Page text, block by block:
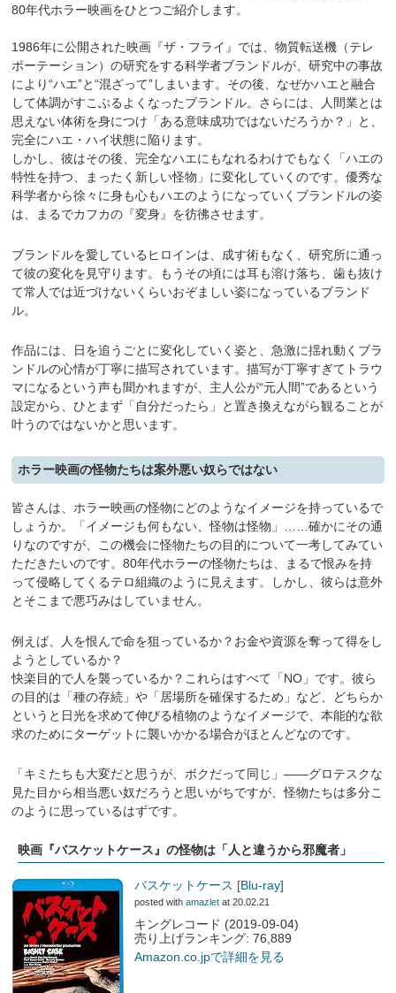
80年代ホラー映画をひとつご紹介します。
1986年に公開された映画『ザ・フライ』では、物質転送機（テレ
ポーテーション）の研究をする科学者ブランドルが、研究中の事故
により“ハエ”と“混ざって”しまいます。その後、なぜかハエと融合
して体調がすこぶるよくなったブランドル。さらには、人間業とは
思えない体術を身につけ「ある意味成功ではないだろうか？」と、
完全にハエ・ハイ状態に陥ります。
しかし、彼はその後、完全なハエにもなれるわけでもなく「ハエの
特性を持つ、まったく新しい怪物」に変化していくのです。優秀な
科学者から徐々に身も心もハエのようになっていくブランドルの姿
は、まるでカフカの『変身』を彷彿させます。
ブランドルを愛しているヒロインは、成す術もなく、研究所に通っ
て彼の変化を見守ります。もうその頃には耳も溶け落ち、歯も抜け
て常人では近づけないくらいおぞましい姿になっているブランド
ル。
作品には、日を追うごとに変化していく姿と、急激に揺れ動くブラ
ンドルの心情が丁寧に描写されています。描写が丁寧すぎてトラウ
マになるという声も聞かれますが、主人公が“元人間”であるという
設定から、ひとまず「自分だったら」と置き換えながら観ることが
叶うのではないかと思います。
ホラー映画の怪物たちは案外悪い奴らではない
皆さんは、ホラー映画の怪物にどのようなイメージを持っているで
しょうか。「イメージも何もない、怪物は怪物」……確かにその通
りなのですが、この機会に怪物たちの目的について一考してみてい
ただきたいのです。80年代ホラーの怪物たちは、まるで恨みを持
って侵略してくるテロ組織のように見えます。しかし、彼らは意外
とそこまで悪巧みはしていません。
例えば、人を恨んで命を狙っているか？お金や資源を奪って得をし
ようとしているか？
快楽目的で人を襲っているか？これらはすべて「NO」です。彼ら
の目的は「種の存続」や「居場所を確保するため」など、どちらか
というと日光を求めて伸びる植物のようなイメージで、本能的な欲
求のためにターゲットに襲いかかる場合がほとんどなのです。
「キミたちも大変だと思うが、ボクだって同じ」――グロテスクな
見た目から相当悪い奴だろうと思いがちですが、怪物たちは多分こ
のように思っているはずです。
映画『バスケットケース』の怪物は「人と違うから邪魔者」
バスケットケース [Blu-ray]
posted withamazlet at 20.02.21
キングレコード (2019-09-04)
売り上げランキング: 76,889
Amazon.co.jpで詳細を見る